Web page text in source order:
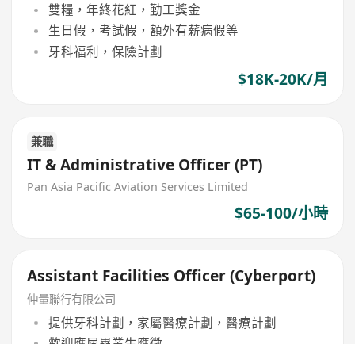
雙糧，年終花紅，勤工獎金
生日假，考試假，額外有薪病假等
牙科福利，保險計劃
$18K-20K/月
兼職
IT & Administrative Officer (PT)
Pan Asia Pacific Aviation Services Limited
$65-100/小時
Assistant Facilities Officer (Cyberport)
仲量聯行有限公司
提供牙科計劃，家屬醫療計劃，醫療計劃